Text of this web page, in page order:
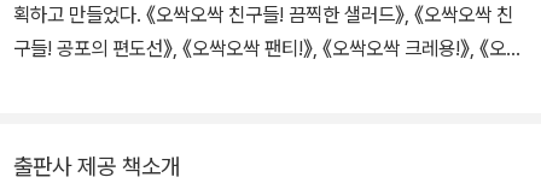
획하고 만들었다. 《오싹오싹 친구들! 끔찍한 샐러드》, 《오싹오싹 친
구들! 공포의 편도선》, 《오싹오싹 팬티!》, 《오싹오싹 크레용!》, 《오싹
출판사 제공 책소개